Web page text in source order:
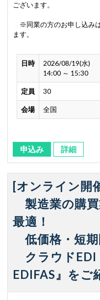
ございます。
※同業の方のお申し込み
ます。
日時
2026/08/19(水)
14:00 ～ 15:30
定員 30
会場 全国
申込み 詳細
[オンライン開
製造業の購
最適！
低価格・短
クラウドEDI
EDIFAS』をご